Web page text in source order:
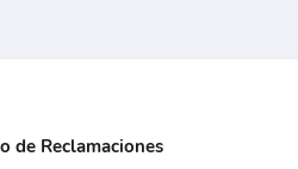
de Reclamaciones